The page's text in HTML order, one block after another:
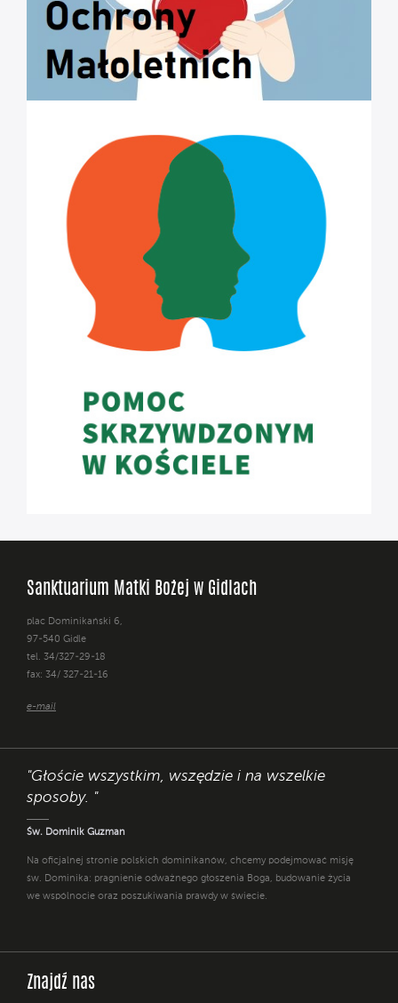
Sanktuarium Matki Bożej w Gidlach
plac Dominikański 6,
97-540 Gidle
tel. 34/327-29-18
fax: 34/ 327-21-16
e-mail
"Głoście wszystkim, wszędzie i na wszelkie
sposoby. "
Św. Dominik Guzman
Na oficjalnej stronie polskich dominikanów, chcemy podejmować misję
św. Dominika: pragnienie odważnego głoszenia Boga, budowanie życia
we wspólnocie oraz poszukiwania prawdy w świecie.
Znajdź nas